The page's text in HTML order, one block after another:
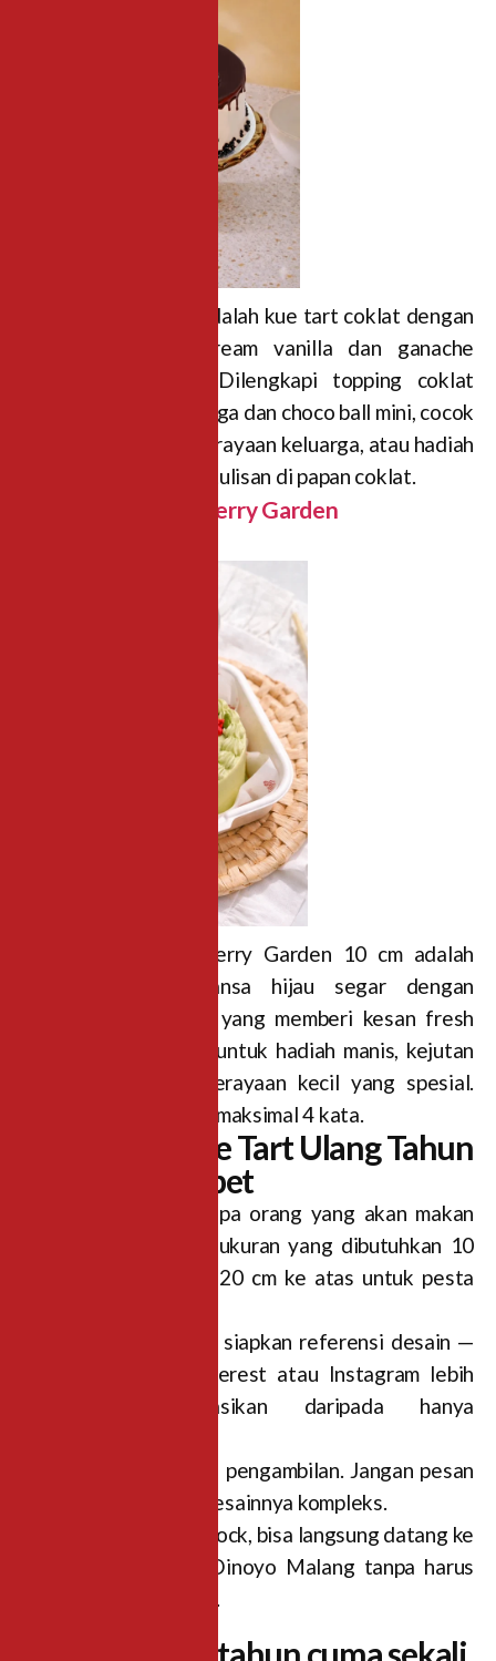
Choco River 20 cm adalah kue tart coklat dengan
balutan whipping cream vanilla dan ganache
coklat yang lezat. Dilengkapi topping coklat
keping berbentuk bunga dan choco ball mini, cocok
untuk ulang tahun, perayaan keluarga, atau hadiah
manis spesial. Gratis tulisan di papan coklat.
3.Korean Bento Cherry Garden
Korean Bento – Cherry Garden 10 cm adalah
bento cake bernuansa hijau segar dengan
dekorasi ceri merah yang memberi kesan fresh
dan cheerful. Cocok untuk hadiah manis, kejutan
ulang tahun, atau perayaan kecil yang spesial.
Gratis tulisan di cake maksimal 4 kata.
Tips Pesan Kue Tart Ulang Tahun
yang Tidak Ribet
1.Tentukan dulu berapa orang yang akan makan
kue. Ini menentukan ukuran yang dibutuhkan 10
cm untuk 2-4 orang, 20 cm ke atas untuk pesta
2. Kalau mau custom, siapkan referensi desain —
screenshot dari Pinterest atau Instagram lebih
mudah dikomunikasikan daripada hanya
3. Konfirmasi tanggal pengambilan. Jangan pesan
terlalu mepet kalau desainnya kompleks.
4. Untuk kue ready stock, bisa langsung datang ke
outlet Dea Bakery Dinoyo Malang tanpa harus
pesan terlebih dahulu.